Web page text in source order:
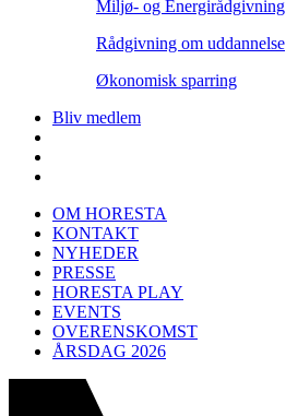
Miljø- og Energirådgivning
Rådgivning om uddannelse
Økonomisk sparring
Bliv medlem
OM HORESTA
KONTAKT
NYHEDER
PRESSE
HORESTA PLAY
EVENTS
OVERENSKOMST
ÅRSDAG 2026